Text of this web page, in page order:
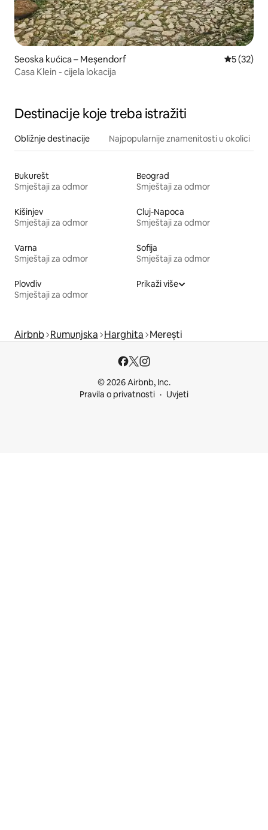
Seoska kućica – Meșendorf Prosječna
5 (32)
Casa Klein - cijela lokacija
Destinacije koje treba istražiti
Obližnje destinacije Najpopularnije znamenitosti u okolici
Bukurešt
Smještaji za odmor
Beograd
Smještaji za odmor
Kišinjev
Smještaji za odmor
Cluj-Napoca
Smještaji za odmor
Varna
Smještaji za odmor
Sofija
Smještaji za odmor
Plovdiv
Smještaji za odmor
Prikaži više
Airbnb Rumunjska Harghita Merești
© 2026 Airbnb, Inc.
Pravila o privatnosti
Uvjeti